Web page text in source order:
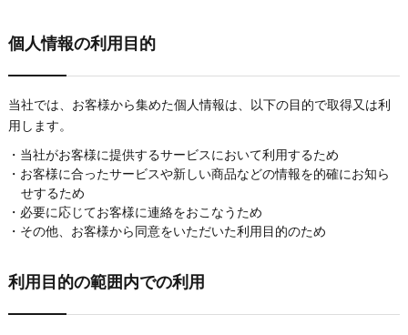
個人情報の利用目的
当社では、お客様から集めた個人情報は、以下の目的で取得又は利
用します。
当社がお客様に提供するサービスにおいて利用するため
お客様に合ったサービスや新しい商品などの情報を的確にお知ら
せするため
必要に応じてお客様に連絡をおこなうため
その他、お客様から同意をいただいた利用目的のため
利用目的の範囲内での利用